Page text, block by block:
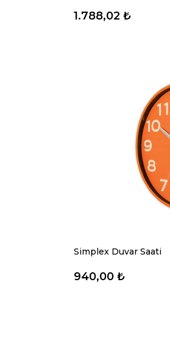
1.788,02 ₺
Simplex Duvar Saati
940,00 ₺